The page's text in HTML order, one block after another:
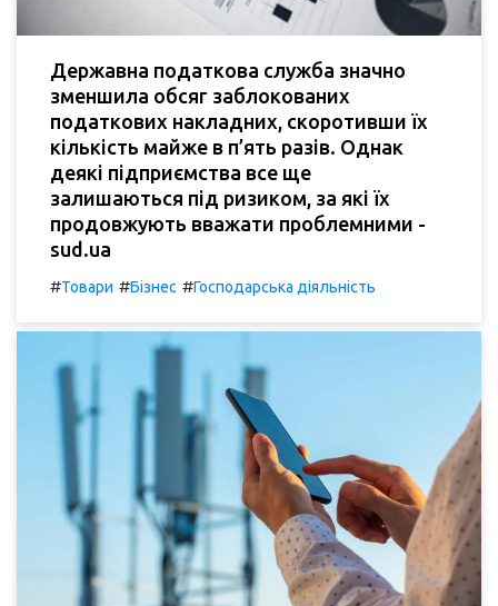
Державна податкова служба значно
зменшила обсяг заблокованих
податкових накладних, скоротивши їх
кількість майже в п’ять разів. Однак
деякі підприємства все ще
залишаються під ризиком, за які їх
продовжують вважати проблемними -
sud.ua
#Товари #Бізнес #Господарська діяльність